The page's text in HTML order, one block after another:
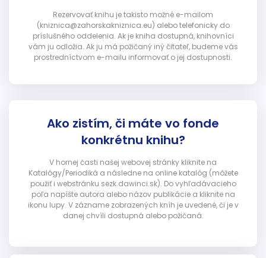
Rezervovať knihu je takisto možné e-mailom
(kniznica@zahorskakniznica.eu) alebo telefonicky do
príslušného oddelenia. Ak je kniha dostupná, knihovníci
vám ju odložia. Ak ju má požičaný iný čitateľ, budeme vás
prostredníctvom e-mailu informovať o jej dostupnosti.
Ako zistím, či máte vo fonde
konkrétnu knihu?
V hornej časti našej webovej stránky kliknite na
Katalógy/Periodiká a následne na online katalóg (môžete
použiť i webstránku sezk.dawinci.sk). Do vyhľadávacieho
poľa napíšte autora alebo názov publikácie a kliknite na
ikonu lupy. V zázname zobrazených kníh je uvedené, či je v
danej chvíli dostupná alebo požičaná.